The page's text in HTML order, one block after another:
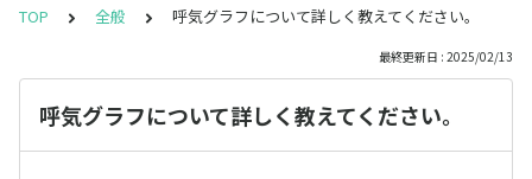
TOP 全般 呼気グラフについて詳しく教えてください。
最終更新日 : 2025/02/13
呼気グラフについて詳しく教えてください。